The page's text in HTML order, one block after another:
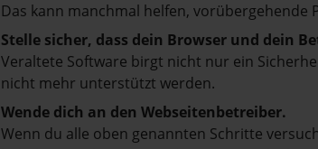
Das kann manchmal helfen, vorübergehende
Stelle sicher, dass dein Browser und dein
Veraltete Software birgt nicht nur ein
nicht mehr unterstützt werden.
Wende dich an den Webseitenbetreiber.
Wenn du alle oben genannten Schritte